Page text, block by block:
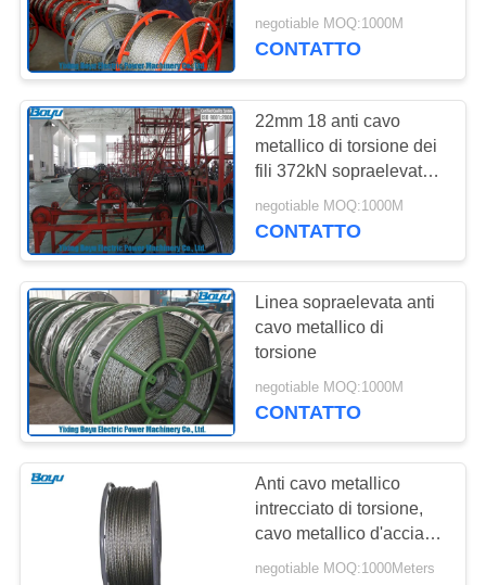
metallico di torsione del
polit incaglia la struttura
negotiable MOQ:1000M
CONTATTO
22mm 18 anti cavo
metallico di torsione dei
fili 372kN sopraelevato
per la linea di
trasmissione che mette
negotiable MOQ:1000M
CONTATTO
Linea sopraelevata anti
cavo metallico di
torsione
negotiable MOQ:1000M
CONTATTO
Anti cavo metallico
intrecciato di torsione,
cavo metallico d'acciaio
flessibile con lunga vita
negotiable MOQ:1000Meters